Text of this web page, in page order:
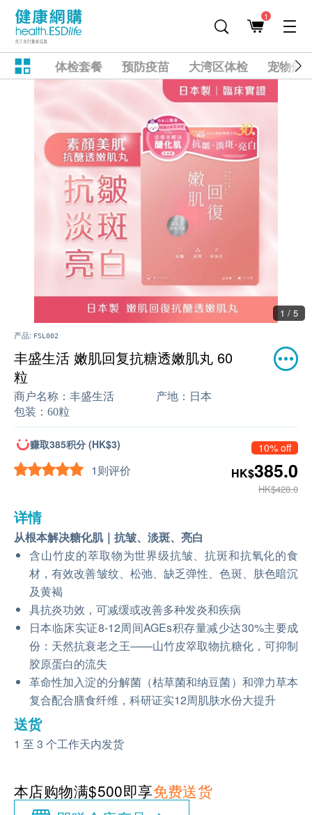
1
体检套餐 预防疫苗 大湾区体检 宠物健
2 / 5
产品: FSL002
丰盛生活 嫩肌回复抗糖透嫩肌丸 60
粒
商户名称： 丰盛生活 产地： 日本
包装： 60粒
赚取385积分 (HK$3)
1则评价
10% off
HK$385.0
HK$428.0
详情
从根本解决糖化肌｜抗皱、淡斑、亮白
含山竹皮的萃取物为世界级抗皱、抗斑和抗氧化的食
材，有效改善皱纹、松弛、缺乏弹性、色斑、肤色暗沉
及黄褐
具抗炎功效，可减缓或改善多种发炎和疾病
日本临床实证8-12周间AGEs积存量减少达30%主要成
份：天然抗衰老之王——山竹皮箤取物抗糖化，可抑制
胶原蛋白的流失
革命性加入淀的分解菌（枯草菌和纳豆菌）和弹力草本
复合配合膳食纤维，科研证实12周肌肤水份大提升
送货
1 至 3 个工作天内发货
本店购物满$500即享免费送货